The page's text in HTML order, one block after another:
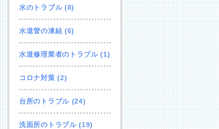
水のトラブル(8)
水道管の凍結 (6)
水道修理業者のトラブル(1)
コロナ対策 (2)
台所のトラブル(24)
洗面所のトラブル(19)